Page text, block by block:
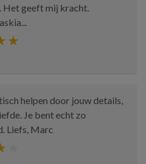
Het geeft mij kracht.
helpen door jouw details,
Je bent echt zo
Liefs, Marc